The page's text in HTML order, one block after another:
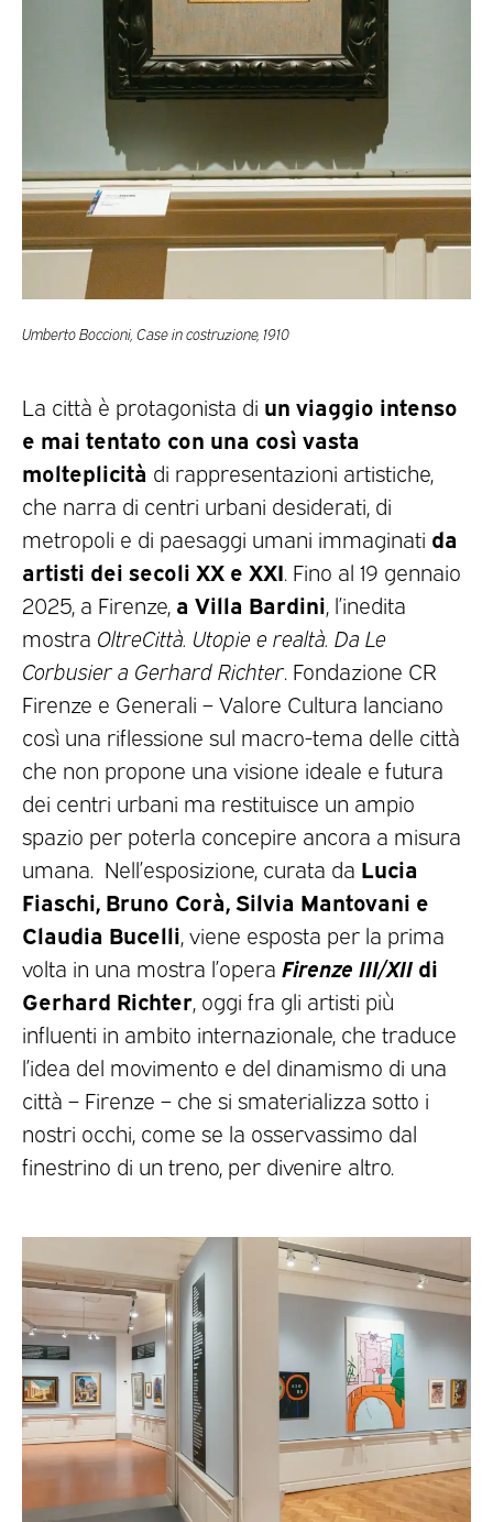
Umberto Boccioni, Case in costruzione, 1910
La città è protagonista di un viaggio intenso
e mai tentato con una così vasta
molteplicità di rappresentazioni artistiche,
che narra di centri urbani desiderati, di
metropoli e di paesaggi umani immaginati da
artisti dei secoli XX e XXI. Fino al 19 gennaio
2025, a Firenze, a Villa Bardini, l’inedita
mostra OltreCittà. Utopie e realtà. Da Le
Corbusier a Gerhard Richter. Fondazione CR
Firenze e Generali – Valore Cultura lanciano
così una riflessione sul macro-tema delle città
che non propone una visione ideale e futura
dei centri urbani ma restituisce un ampio
spazio per poterla concepire ancora a misura
umana. Nell’esposizione, curata da Lucia
Fiaschi, Bruno Corà, Silvia Mantovani e
Claudia Bucelli, viene esposta per la prima
volta in una mostra l’opera Firenze III/XII di
Gerhard Richter, oggi fra gli artisti più
influenti in ambito internazionale, che traduce
l’idea del movimento e del dinamismo di una
città – Firenze – che si smaterializza sotto i
nostri occhi, come se la osservassimo dal
finestrino di un treno, per divenire altro.